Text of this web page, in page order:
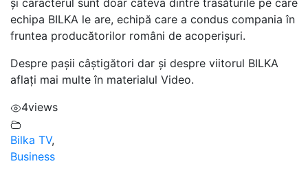
echipa BILKA le are, echipă care a condus compania în
fruntea producătorilor români de acoperișuri.
Despre pașii câștigători dar și despre viitorul BILKA
aflați mai multe în materialul Video.
4views
Bilka TV,
Business